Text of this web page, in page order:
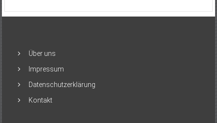
Über uns
Impressum
Datenschutzerklärung
Kontakt